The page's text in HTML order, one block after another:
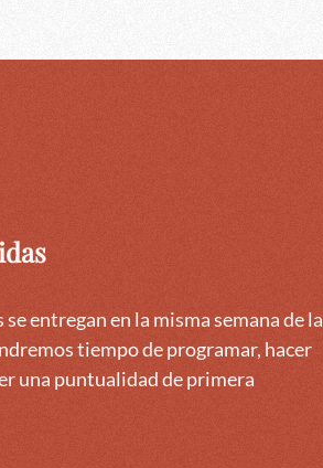
entregan en la misma semana de la
tiempo de programar, hacer
una puntualidad de primera